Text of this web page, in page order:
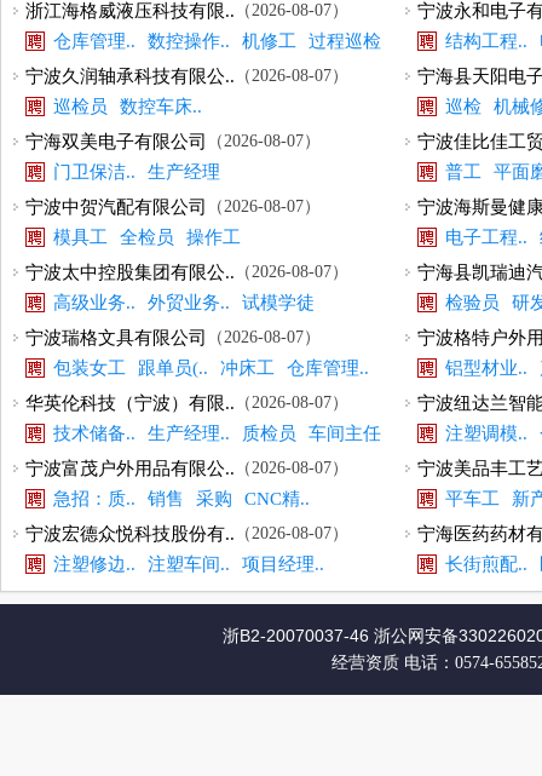
浙江海格威液压科技有限.. （2026-08-07）
仓库管理.. 数控操作.. 机修工 过程巡检
宁波永和电子
结构工程..
外贸经理
宁波久润轴承科技有限公.. （2026-08-07）
巡检员 数控车床..
宁海县天阳电
巡检
机械
宁海双美电子有限公司
（2026-08-07）
门卫保洁.. 生产经理
宁波佳比佳工
普工
平面
宁波中贺汽配有限公司
（2026-08-07）
模具工 全检员 操作工
宁波海斯曼健
电子工程..
产品研发..
宁波太中控股集团有限公.. （2026-08-07）
高级业务.. 外贸业务..
试模学徒
项目工程..
宁海县凯瑞迪
检验员
研
宁波瑞格文具有限公司
（2026-08-07）
包装女工 跟单员(.. 冲床工 仓库管理..
宁波格特户外
铝型材业..
项目经理
华英伦科技（宁波）有限.. （2026-08-07）
技术储备.. 生产经理.. 质检员 车间主任
宁波纽达兰智
注塑调模..
宁波富茂户外用品有限公.. （2026-08-07）
急招：质.. 销售 采购 CNC精..
宁波美品丰工
平车工
新
宁波宏德众悦科技股份有.. （2026-08-07）
注塑修边.. 注塑车间..
项目经理..
设计2D..
宁海医药药材
长街煎配..
浙B2-20070037-46 浙公网安备
经营资质 电话：0574-